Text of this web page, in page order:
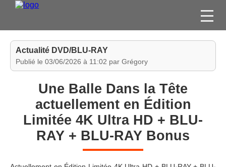
FILMS
JEUX VIDÉO
CONCOURS
DIVERS
Actualité DVD/BLU-RAY
Publié le 03/06/2026 à 11:02 par Grégory
Une Balle Dans la Tête
actuellement en Édition
Limitée 4K Ultra HD + BLU-
RAY + BLU-RAY Bonus